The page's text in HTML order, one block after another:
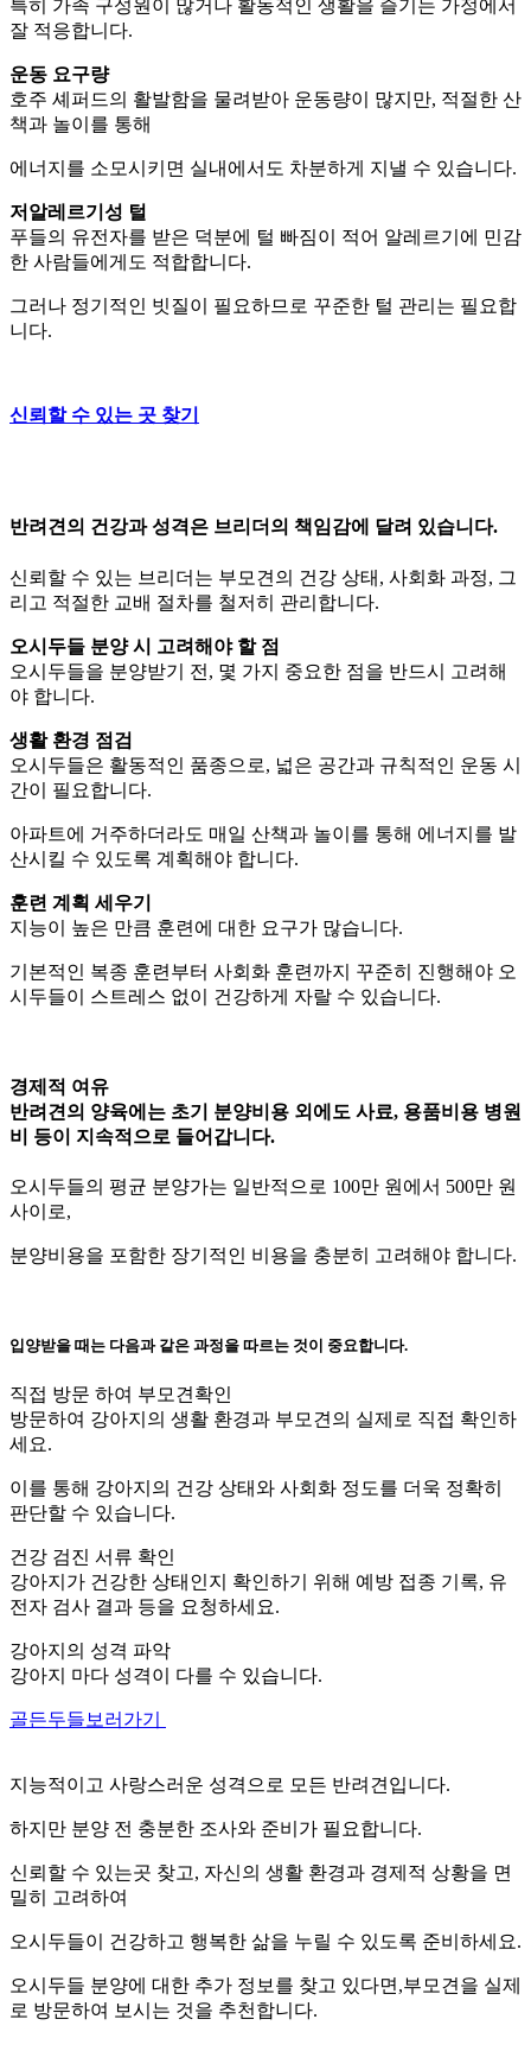
특히 가족 구성원이 많거나 활동적인 생활을 즐기는 가정에서
잘 적응합니다.
운동 요구량
호주 셰퍼드의 활발함을 물려받아 운동량이 많지만, 적절한 산
책과 놀이를 통해
에너지를 소모시키면 실내에서도 차분하게 지낼 수 있습니다.
저알레르기성 털
푸들의 유전자를 받은 덕분에 털 빠짐이 적어 알레르기에 민감
한 사람들에게도 적합합니다.
그러나 정기적인 빗질이 필요하므로 꾸준한 털 관리는 필요합
니다.
신뢰할 수 있는 곳 찾기
반려견의 건강과 성격은 브리더의 책임감에 달려 있습니다.
신뢰할 수 있는 브리더는 부모견의 건강 상태, 사회화 과정, 그
리고 적절한 교배 절차를 철저히 관리합니다.
오시두들 분양 시 고려해야 할 점
오시두들을 분양받기 전, 몇 가지 중요한 점을 반드시 고려해
야 합니다.
생활 환경 점검
오시두들은 활동적인 품종으로, 넓은 공간과 규칙적인 운동 시
간이 필요합니다.
아파트에 거주하더라도 매일 산책과 놀이를 통해 에너지를 발
산시킬 수 있도록 계획해야 합니다.
훈련 계획 세우기
지능이 높은 만큼 훈련에 대한 요구가 많습니다.
기본적인 복종 훈련부터 사회화 훈련까지 꾸준히 진행해야 오
시두들이 스트레스 없이 건강하게 자랄 수 있습니다.
경제적 여유
반려견의 양육에는 초기 분양비용 외에도 사료, 용품비용 병원
비 등이 지속적으로 들어갑니다.
오시두들의 평균 분양가는 일반적으로 100만 원에서 500만 원
사이로,
분양비용을 포함한 장기적인 비용을 충분히 고려해야 합니다.
입양받을 때는 다음과 같은 과정을 따르는 것이 중요합니다.
직접 방문 하여 부모견확인
방문하여 강아지의 생활 환경과 부모견의 실제로 직접 확인하
세요.
이를 통해 강아지의 건강 상태와 사회화 정도를 더욱 정확히
판단할 수 있습니다.
건강 검진 서류 확인
강아지가 건강한 상태인지 확인하기 위해 예방 접종 기록, 유
전자 검사 결과 등을 요청하세요.
강아지의 성격 파악
강아지 마다 성격이 다를 수 있습니다.
골든두들보러가기
지능적이고 사랑스러운 성격으로 모든 반려견입니다.
하지만 분양 전 충분한 조사와 준비가 필요합니다.
신뢰할 수 있는곳 찾고, 자신의 생활 환경과 경제적 상황을 면
밀히 고려하여
오시두들이 건강하고 행복한 삶을 누릴 수 있도록 준비하세요.
오시두들 분양에 대한 추가 정보를 찾고 있다면,부모견을 실제
로 방문하여 보시는 것을 추천합니다.